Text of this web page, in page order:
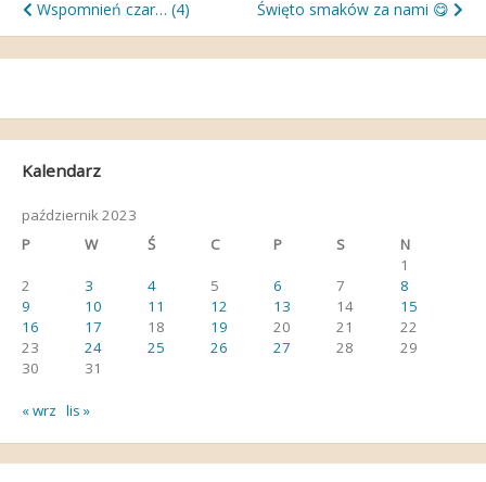
Nawigacja
wpisu
Wspomnień czar… (4) Święto smaków za nami 😋
Kalendarz
październik 2023
P
W Ś C P S
N
1
2
3 4 5 6 7
8
9
10 11 12 13 14
15
16
17 18 19 20 21
22
23
24 25 26 27 28
29
30
31
« wrz lis »